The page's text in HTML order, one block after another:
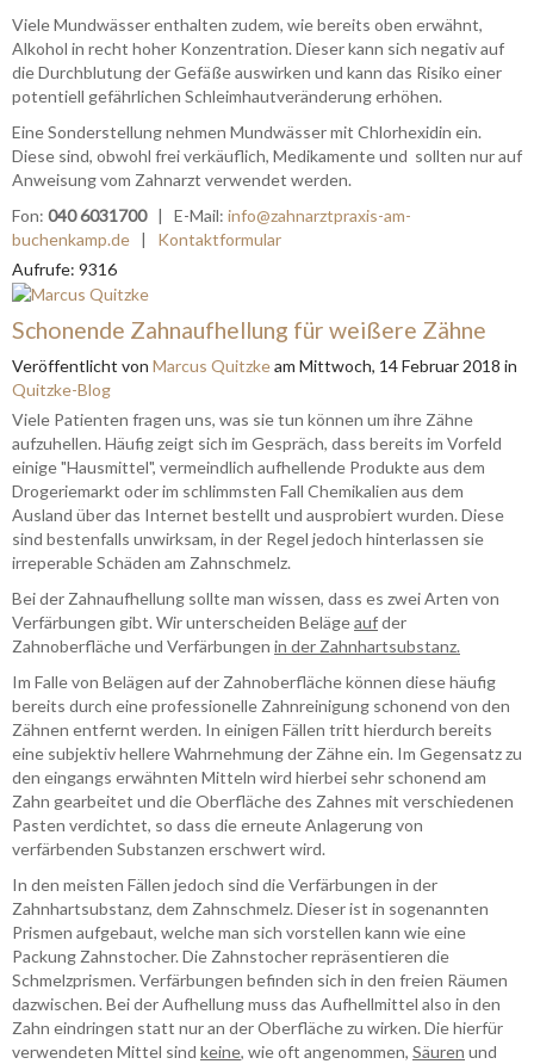
Viele Mundwässer enthalten zudem, wie bereits oben erwähnt,
Alkohol in recht hoher Konzentration. Dieser kann sich negativ auf
die Durchblutung der Gefäße auswirken und kann das Risiko einer
potentiell gefährlichen Schleimhautveränderung erhöhen.
Eine Sonderstellung nehmen Mundwässer mit Chlorhexidin ein.
Diese sind, obwohl frei verkäuflich, Medikamente und sollten nur auf
Anweisung vom Zahnarzt verwendet werden.
Fon: 040 6031700| E-Mail: info@zahnarztpraxis-am-
buchenkamp.de | Kontaktformular
Aufrufe: 9316
Schonende Zahnaufhellung für weißere Zähne
Veröffentlicht von Marcus Quitzkeam Mittwoch, 14 Februar 2018 in
Quitzke-Blog
Viele Patienten fragen uns, was sie tun können um ihre Zähne
aufzuhellen. Häufig zeigt sich im Gespräch, dass bereits im Vorfeld
einige "Hausmittel", vermeindlich aufhellende Produkte aus dem
Drogeriemarkt oder im schlimmsten Fall Chemikalien aus dem
Ausland über das Internet bestellt und ausprobiert wurden. Diese
sind bestenfalls unwirksam, in der Regel jedoch hinterlassen sie
irreperable Schäden am Zahnschmelz.
Bei der Zahnaufhellung sollte man wissen, dass es zwei Arten von
Verfärbungen gibt. Wir unterscheiden Belägeaufder
Zahnoberfläche und Verfärbungen in der Zahnhartsubstanz.
Im Falle von Belägen auf der Zahnoberfläche können diese häufig
bereits durch eine professionelle Zahnreinigung schonend von den
Zähnen entfernt werden. In einigen Fällen tritt hierdurch bereits
eine subjektiv hellere Wahrnehmung der Zähne ein. Im Gegensatz zu
den eingangs erwähnten Mitteln wird hierbei sehr schonend am
Zahn gearbeitet und die Oberfläche des Zahnes mit verschiedenen
Pasten verdichtet, so dass die erneute Anlagerung von
verfärbenden Substanzen erschwert wird.
In den meisten Fällen jedoch sind die Verfärbungen in der
Zahnhartsubstanz, dem Zahnschmelz. Dieser ist in sogenannten
Prismen aufgebaut, welche man sich vorstellen kann wie eine
Packung Zahnstocher. Die Zahnstocher repräsentieren die
Schmelzprismen. Verfärbungen befinden sich in den freien Räumen
dazwischen. Bei der Aufhellung muss das Aufhellmittel also in den
Zahn eindringen statt nur an der Oberfläche zu wirken. Die hierfür
verwendeten Mittel sind keine, wie oft angenommen, Säuren und